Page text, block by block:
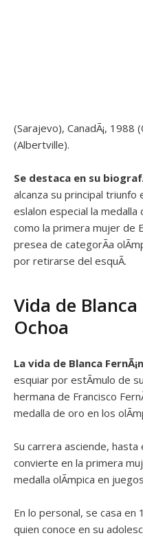
(Sarajevo), CanadÃ¡, 1988
(Albertville).
Se destaca en su
alcanza su principal
eslalon especial la medalla
como la primera mujer de
presea de categorÃ­a
por retirarse del esquÃ­.
Vida de Blanca
Ochoa
La vida de Blanca
esquiar por estÃ­mulo de
hermana de Francisco
medalla de oro en los
Su carrera asciende,
convierte en la primera
medalla olÃ­mpica en
En lo personal, se casa en
quien conoce en su